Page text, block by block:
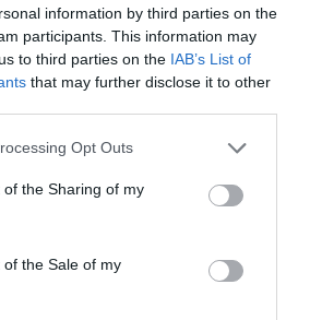
information by third parties on the
participants. This information may
to third parties on the IAB’s List of
that may further disclose it to other
app uses one or more Google
or usage behaviour. You may click to
to Google and its third-party tags to
specified purposes in below Google
Opt Outs
the Sharing of my
the Sale of my
Lajos herceggel
Getty Images
bonyolítják a gyakorlati
régóta hangsúlyozzák, hogy
családjukat, ha
rendőri védelemben